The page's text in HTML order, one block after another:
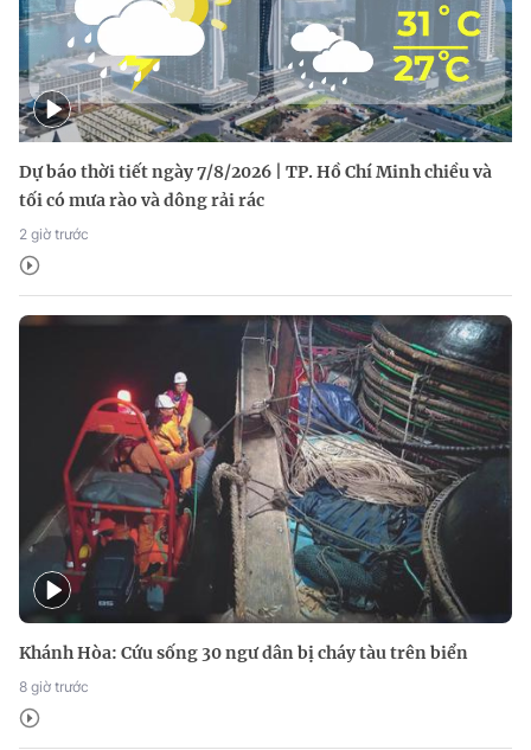
Dự báo thời tiết ngày 7/8/2026 | TP. Hồ Chí Minh chiều và
tối có mưa rào và dông rải rác
2 giờ trước
Khánh Hòa: Cứu sống 30 ngư dân bị cháy tàu trên biển
8 giờ trước